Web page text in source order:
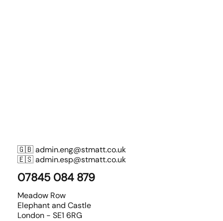
🇬🇧admin.eng@stmatt.co.uk
🇪🇸admin.esp@stmatt.co.uk
07845 084 879
Meadow Row
Elephant and Castle
London - SE1 6RG